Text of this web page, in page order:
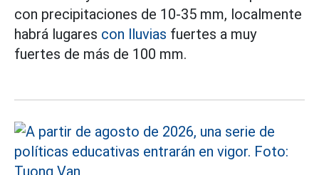
con precipitaciones de 10-35 mm, localmente
habrá lugares con lluvias fuertes a muy
fuertes de más de 100 mm.